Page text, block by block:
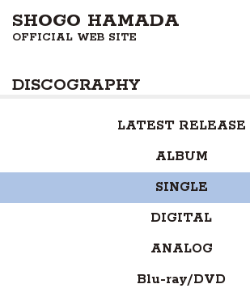
SHOGO HAMADA
OFFICIAL WEB SITE
PROFILE
DISCOGRAPHY
GOODS
FAN CLUB
DISCOGRAPHY
LATEST RELEASE
ALBUM
SINGLE
DIGITAL
ANALOG
Blu-ray/DVD